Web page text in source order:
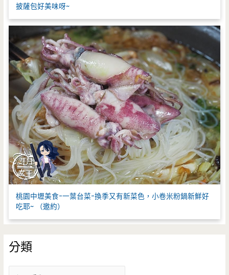
披薩包好美味呀~
桃園中壢美食-一葉台菜-換季又有新菜色，小卷米粉鍋新鮮好
吃耶~ （邀約）
分類